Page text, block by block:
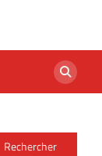
Rechercher